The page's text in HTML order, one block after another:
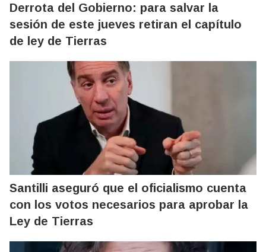
Derrota del Gobierno: para salvar la
sesión de este jueves retiran el capítulo
de ley de Tierras
Santilli aseguró que el oficialismo cuenta
con los votos necesarios para aprobar la
Ley de Tierras